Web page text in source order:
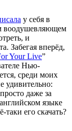
у себя в
воодушевляющем
и
Забегая вперёд,
Your Live”
Нью-
среди моих
удивительно:
даже за
языке
таки его скачать?